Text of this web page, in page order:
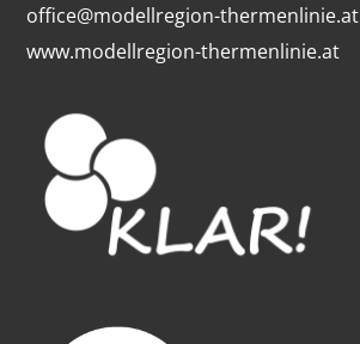
office@modellregion-thermenlinie.at
www.modellregion-thermenlinie.at